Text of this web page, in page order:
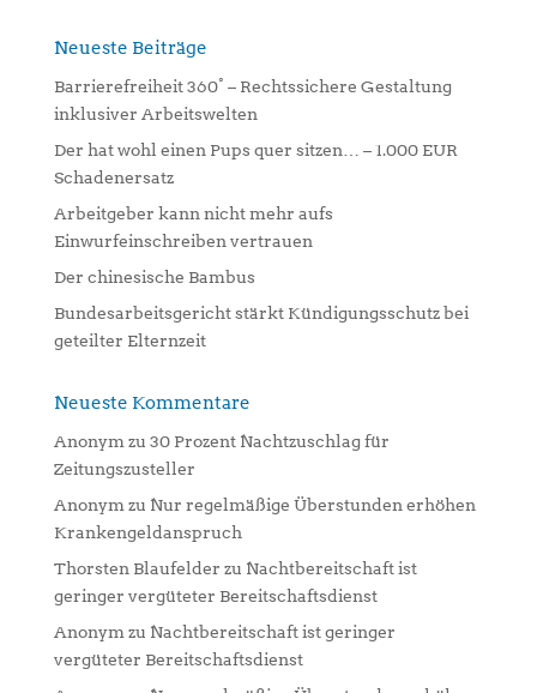
n
v
e
:
Neueste Beiträge
Barrierefreiheit 360° – Rechtssichere Gestaltung
inklusiver Arbeitswelten
Der hat wohl einen Pups quer sitzen… – 1.000 EUR
Schadenersatz
Arbeitgeber kann nicht mehr aufs
Einwurfeinschreiben vertrauen
Der chinesische Bambus
Bundesarbeitsgericht stärkt Kündigungsschutz bei
geteilter Elternzeit
Neueste Kommentare
Anonym zu 30 Prozent Nachtzuschlag für
Zeitungszusteller
Anonym zu Nur regelmäßige Überstunden erhöhen
Krankengeldanspruch
Thorsten Blaufelder zu Nachtbereitschaft ist
geringer vergüteter Bereitschaftsdienst
Anonym zu Nachtbereitschaft ist geringer
vergüteter Bereitschaftsdienst